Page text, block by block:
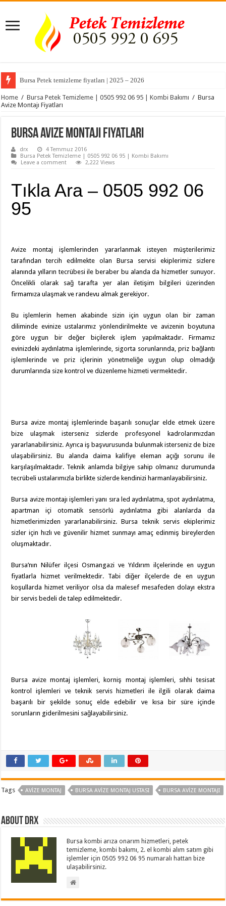
Bursa Petek temizleme fiyatları | 2025 – 2026
Bursa Akçalar Mahallesi Kombi Servisi ve Petek Temizleme
Home / Bursa Petek Temizleme | 0505 992 06 95 | Kombi Bakımı / Bursa
Avize Montajı Fiyatları
Bursa Avize Montajı Fiyatları
drx
4 Temmuz 2016
Bursa Petek Temizleme | 0505 992 06 95 | Kombi Bakımı
Leave a comment
2,222 Views
Tıkla Ara – 0505 992 06
95
Avize montaj işlemlerinden yararlanmak isteyen müşterilerimiz
tarafından tercih edilmekte olan Bursa servisi ekiplerimiz sizlere
alanında yılların tecrübesi ile beraber bu alanda da hizmetler sunuyor.
Öncelikli olarak sağ tarafta yer alan iletişim bilgileri üzerinden
firmamıza ulaşmak ve randevu almak gerekiyor.
Bu işlemlerin hemen akabinde sizin için uygun olan bir zaman
diliminde evinize ustalarımız yönlendirilmekte ve avizenin boyutuna
göre uygun bir değer biçilerek işlem yapılmaktadır. Firmamız
evinizdeki aydınlatma işlemlerinde, sigorta sorunlarında, priz bağlantı
işlemlerinde ve priz içlerinin yönetmeliğe uygun olup olmadığı
durumlarında size kontrol ve düzenleme hizmeti vermektedir.
Bursa avize montaj işlemlerinde başarılı sonuçlar elde etmek üzere
bize ulaşmak isterseniz sizlerde profesyonel kadrolarımızdan
yararlanabilirsiniz. Ayrıca iş başvurusunda bulunmak isterseniz de bize
ulaşabilirsiniz. Bu alanda daima kalifiye eleman açığı sorunu ile
karşılaşılmaktadır. Teknik anlamda bilgiye sahip olmanız durumunda
tecrübeli ustalarımızla birlikte sizlerde kendinizi harmanlayabilirsiniz.
Bursa avize montajı işlemleri yanı sıra led aydınlatma, spot aydınlatma,
apartman içi otomatik sensörlü aydınlatma gibi alanlarda da
hizmetlerimizden yararlanabilirsiniz. Bursa teknik servis ekiplerimiz
sizler için hızlı ve güvenilir hizmet sunmayı amaç edinmiş bireylerden
oluşmaktadır.
Bursa’nın Nilüfer ilçesi Osmangazi ve Yıldırım ilçelerinde en uygun
fiyatlarla hizmet verilmektedir. Tabi diğer ilçelerde de en uygun
koşullarda hizmet veriliyor olsa da malesef mesafeden dolayı ekstra
bir servis bedeli de talep edilmektedir.
Bursa avize montaj işlemleri, korniş montaj işlemleri, sıhhi tesisat
kontrol işlemleri ve teknik servis hizmetleri ile ilgili olarak daima
başarılı bir şekilde sonuç elde edebilir ve kısa bir süre içinde
sorunların giderilmesini sağlayabilirsiniz.
Tags AVIZE MONTAJ BURSA AVIZE MONTAJ USTASI BURSA AVIZE MONTAJI
About drx
Bursa kombi arıza onarım hizmetleri, petek
temizleme, kombi bakımı, 2. el kombi alım satım gibi
işlemler için 0505 992 06 95 numaralı hattan bize
ulaşabilirsiniz.